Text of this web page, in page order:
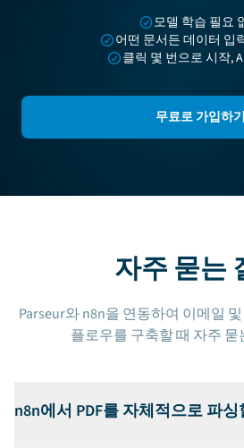
모델 학습 필요
어떤 문서든 데이터 입
클릭 몇 번으로 시작,
무료로 가입하기
자주 묻는
Parseur와 n8n을 연동하여 이메일
플로우를 구축할 때 자주
n8n에서 PDF를 자체적으로 파